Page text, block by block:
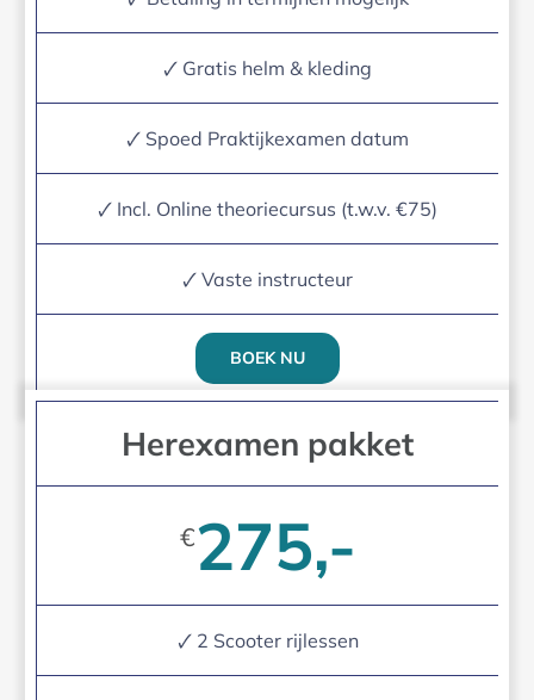
🗸 Gratis helm & kleding
🗸 Spoed Praktijkexamen datum
🗸 Incl. Online theoriecursus (t.w.v. €75)
🗸 Vaste instructeur
BOEK NU
Herexamen pakket
€275,-
🗸 2 Scooter rijlessen